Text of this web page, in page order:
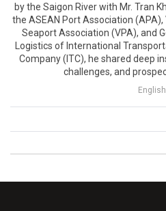
by the Saigon River with Mr. Tran
the ASEAN Port Association
Seaport Association (VPA), and
Logistics of International
Company (ITC), he shared deep
challenges, and
English